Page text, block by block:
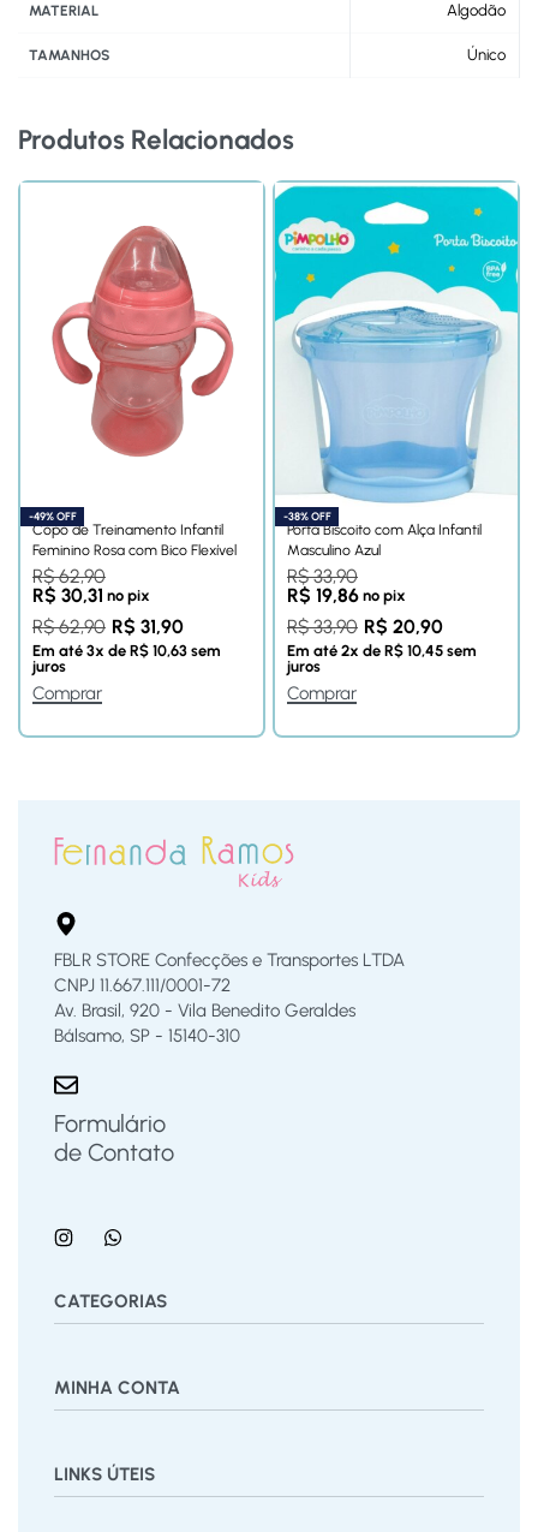
MATERIAL Algodão
TAMANHOS Único
Produtos Relacionados
-49% OFF
Copo de Treinamento Infantil
Feminino Rosa com Bico Flexível
R$62,90
R$ 30,31 no pix
R$62,90 R$ 31,90
Em até 3x de R$ 10,63 sem
juros
Comprar
-38% OFF
Porta Biscoito com Alça Infantil
Masculino Azul
R$33,90
R$ 19,86 no pix
R$33,90 R$ 20,90
Em até 2x de R$ 10,45 sem
juros
Comprar
FBLR STORE Confecções e Transportes LTDA
CNPJ 11.667.111/0001-72
Av. Brasil, 920 - Vila Benedito Geraldes
Bálsamo, SP - 15140-310
Formulário
de Contato
CATEGORIAS
Vestido
MINHA CONTA
Pedidos
LINKS ÚTEIS